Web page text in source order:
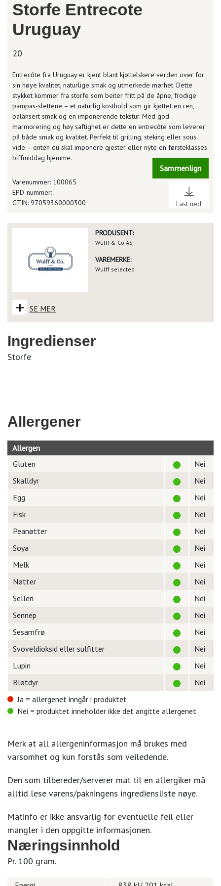
Storfe Entrecote
Uruguay
20
Entrecôte fra Uruguay er kjent blant kjøttelskere verden over for
sin høye kvalitet, naturlige smak og utmerkede mørhet. Dette
stykket kommer fra storfe som beiter fritt på de åpne, frodige
pampas-slettene – et naturlig kosthold som gir kjøttet en ren,
balansert smak og en imponerende tekstur. Med god
marmorering og høy saftighet er dette en entrecôte som leverer
på både smak og kvalitet. Perfekt til grilling, steking eller sous
vide – enten du skal imponere gjester eller nyte en førsteklasses
biffmiddag hjemme.
Sammenlign
Last ned
Varenummer: 100065
EPD-nummer:
GTIN: 97059360000300
PRODUSENT:
Wulff & Co AS
VAREMERKE:
Wulff selected
+ SE MER
Ingredienser
Storfe
Allergener
Allergen
Gluten
Nei
Skalldyr
Nei
Egg
Nei
Fisk
Nei
Peanøtter
Nei
Soya
Nei
Melk
Nei
Nøtter
Nei
Selleri
Nei
Sennep
Nei
Sesamfrø
Nei
Svoveldioksid eller sulfitter
Nei
Lupin
Nei
Bløtdyr
Nei
Ja = allergenet inngår i produktet
Nei = produktet inneholder ikke det angitte allergenet
Merk at all allergeninformasjon må brukes med
varsomhet og kun forstås som veiledende.
Den som tilbereder/serverer mat til en allergiker må
alltid lese varens/pakningens ingrediensliste nøye.
Matinfo er ikke ansvarlig for eventuelle feil eller
mangler i den oppgitte informasjonen.
Næringsinnhold
Pr. 100 gram.